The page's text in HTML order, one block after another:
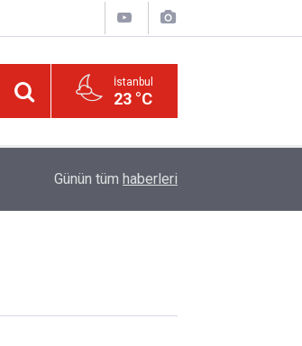
İstanbul
23 °C
Bildirilmedi mi ki insan için, kendi çalıştığından
Günün tüm haberleri